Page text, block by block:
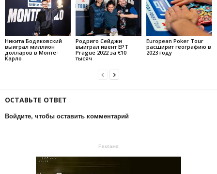
Никита Бодяковский
выиграл миллион
долларов в Монте-
Карло
Родриго Сейджи
выиграл ивент EPT
Prague 2022 за €10
тысяч
European Poker Tour
расширит географию в
2023 году
ОСТАВЬТЕ ОТВЕТ
Войдите, чтобы оставить комментарий
Реклама